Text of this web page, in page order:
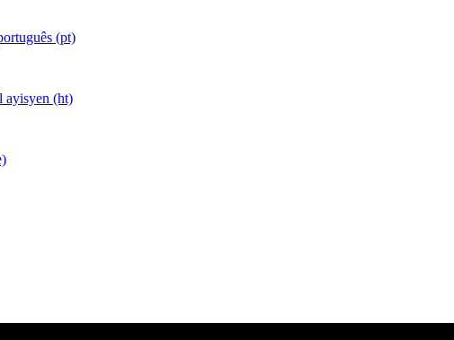
(pt)
ayisyen (ht)